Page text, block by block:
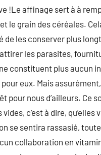
!Le affinage sert à à
et le grain des céréales.
de les conserver plus
les parasites,
constituent plus aucun
eux. Mais assurément,
pour nous d’ailleurs. Ce
c’est à dire, qu’elles
se sentira rassasié,
collaboration en